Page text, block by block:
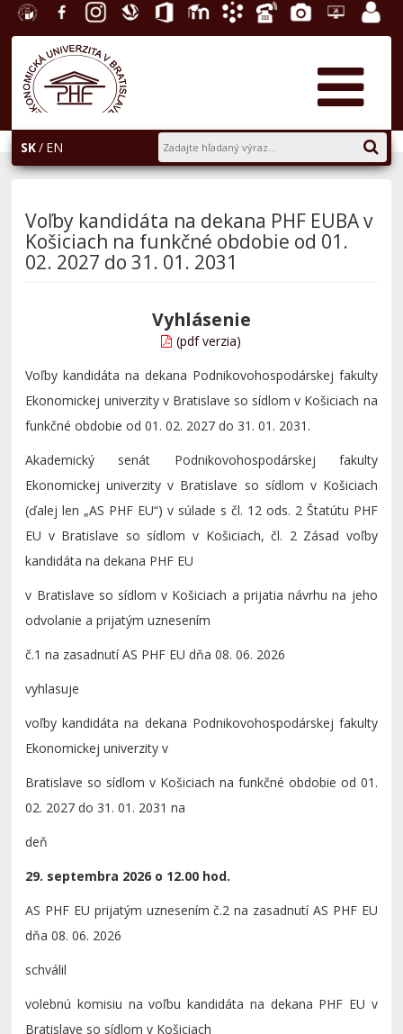
EU v
Bratislave
FacebookInstagramSlovenská
ekonomická
knižnica
Office E-
Akademický
TelefónnyFotogaléria
Helpdesk
SK EN
Voľby kandidáta na dekana PHF EUBA v
Košiciach na funkčné obdobie od 01.
02. 2027 do 31. 01. 2031
Vyhlásenie
(pdf verzia)
Voľby kandidáta na dekana Podnikovohospodárskej fakulty
Ekonomickej univerzity v Bratislave so sídlom v Košiciach na
funkčné obdobie od 01. 02. 2027 do 31. 01. 2031.
Akademický senát Podnikovohospodárskej fakulty
Ekonomickej univerzity v Bratislave so sídlom v Košiciach
(ďalej len „AS PHF EU“) v súlade s čl. 12 ods. 2 Štatútu PHF
EU v Bratislave so sídlom v Košiciach, čl. 2 Zásad voľby
kandidáta na dekana PHF EU
v Bratislave so sídlom v Košiciach a prijatia návrhu na jeho
odvolanie a prijatým uznesením
č.1 na zasadnutí AS PHF EU dňa 08. 06. 2026
vyhlasuje
voľby kandidáta na dekana Podnikovohospodárskej fakulty
Ekonomickej univerzity v
Bratislave so sídlom v Košiciach na funkčné obdobie od 01.
02. 2027 do 31. 01. 2031 na
deň
29. septembra 2026 o 12.00 hod.
AS PHF EU prijatým uznesením č.2 na zasadnutí AS PHF EU
dňa 08. 06. 2026
schválil
volebnú komisiu na voľbu kandidáta na dekana PHF EU v
Bratislave so sídlom v Košiciach